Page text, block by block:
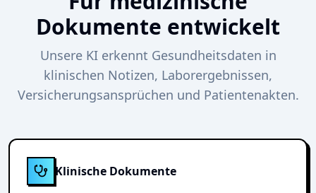
Dokumente entwickelt
Unsere KI erkennt Gesundheitsdaten in
klinischen Notizen, Laborergebnissen,
Versicherungsansprüchen und Patientenakten.
Klinische Dokumente